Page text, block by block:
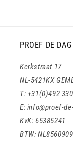
PROEF DE
Kerkstraat 17
NL-5421KX
T: +31(0)492
E: info@proef-
KvK: 65385241
BTW: